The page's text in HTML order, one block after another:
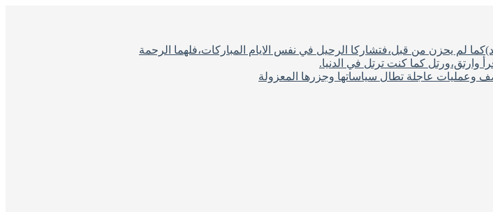
لم يحزن من قبل،فتشاركا الرحيل في نفس الايام المباركات،فلهما الرحمة
وارتق،ورتل كما كنت ترتل في الدنيا.
وعمليات عاجلة تطال سياساتها وجزرها المعزولة